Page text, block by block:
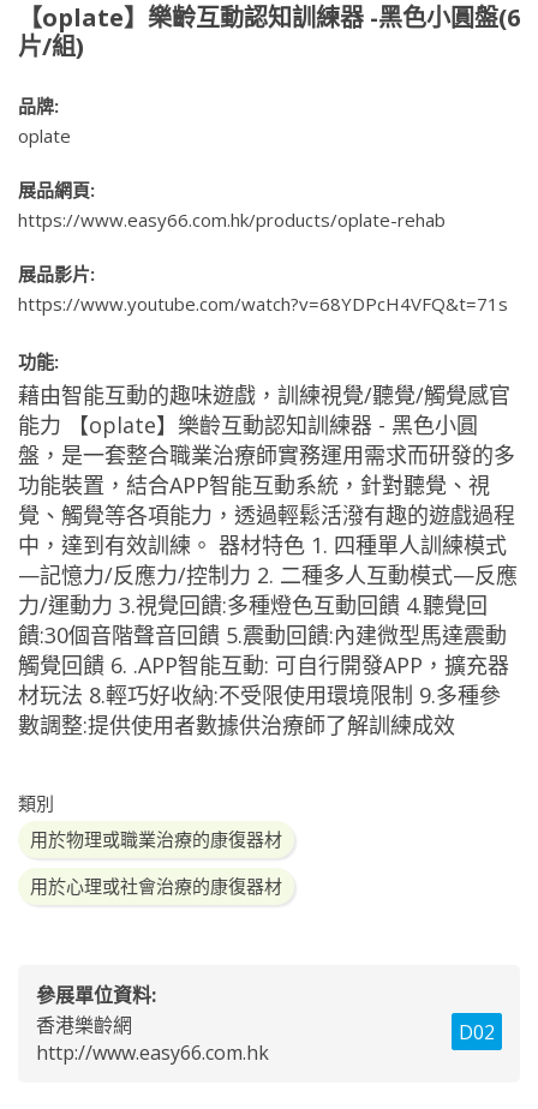
【oplate】樂齡互動認知訓練器 -黑色小圓盤(6
片/組)
品牌:
oplate
展品網頁:
https://www.easy66.com.hk/products/oplate-rehab
展品影片:
https://www.youtube.com/watch?v=68YDPcH4VFQ&t=71s
功能:
藉由智能互動的趣味遊戲，訓練視覺/聽覺/觸覺感官
能力 【oplate】樂齡互動認知訓練器 - 黑色小圓
盤，是一套整合職業治療師實務運用需求而研發的多
功能裝置，結合APP智能互動系統，針對聽覺、視
覺、觸覺等各項能力，透過輕鬆活潑有趣的遊戲過程
中，達到有效訓練。 器材特色 1. 四種單人訓練模式
—記憶力/反應力/控制力 2. 二種多人互動模式—反應
力/運動力 3.視覺回饋:多種燈色互動回饋 4.聽覺回
饋:30個音階聲音回饋 5.震動回饋:內建微型馬達震動
觸覺回饋 6. .APP智能互動: 可自行開發APP，擴充器
材玩法 8.輕巧好收納:不受限使用環境限制 9.多種參
數調整:提供使用者數據供治療師了解訓練成效
類別
用於物理或職業治療的康復器材
用於心理或社會治療的康復器材
參展單位資料:
D02
香港樂齡網
http://www.easy66.com.hk